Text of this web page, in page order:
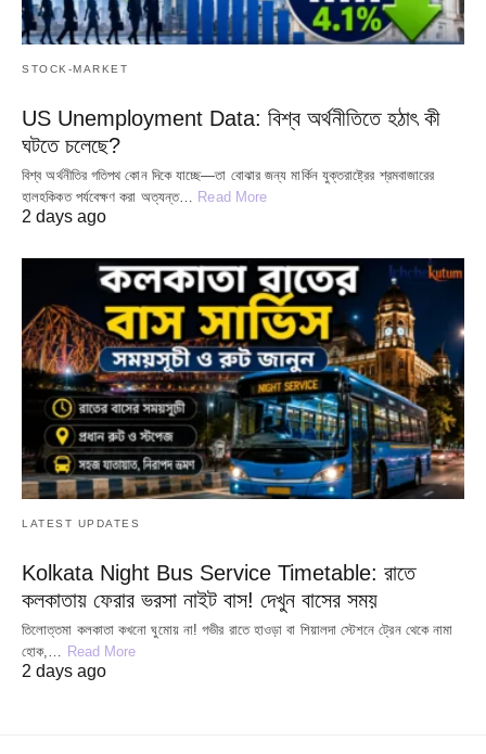
STOCK-MARKET
US Unemployment Data: বিশ্ব অর্থনীতিতে হঠাৎ কী
ঘটতে চলেছে?
বিশ্ব অর্থনীতির গতিপথ কোন দিকে যাচ্ছে—তা বোঝার জন্য মার্কিন যুক্তরাষ্ট্রের শ্রমবাজারের
হালহকিকত পর্যবেক্ষণ করা অত্যন্ত…
Read More
2 days ago
LATEST UPDATES
Kolkata Night Bus Service Timetable: রাতে
কলকাতায় ফেরার ভরসা নাইট বাস! দেখুন বাসের সময়
তিলোত্তমা কলকাতা কখনো ঘুমোয় না! গভীর রাতে হাওড়া বা শিয়ালদা স্টেশনে ট্রেন থেকে নামা
হোক,… Read More
2 days ago